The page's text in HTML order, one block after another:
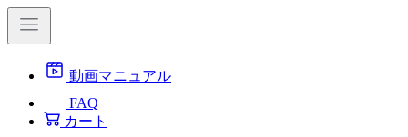
動画マニュアル
FAQ
カート